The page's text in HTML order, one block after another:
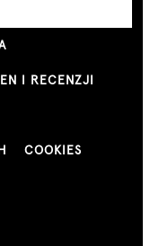
I RECENZJI
COOKIES